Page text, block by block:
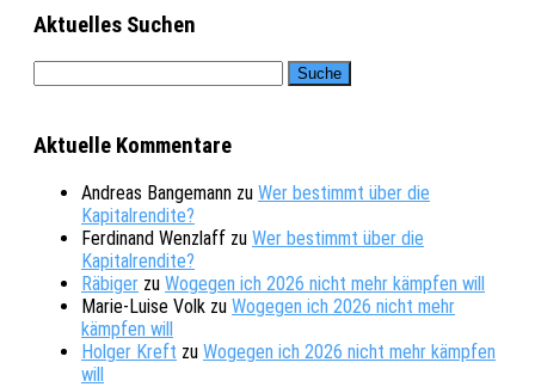
Aktuelles Suchen
Aktuelle Kommentare
Andreas Bangemann zu Wer bestimmt über die
Kapitalrendite?
Ferdinand Wenzlaff zu Wer bestimmt über die
Kapitalrendite?
Räbiger zu Wogegen ich 2026 nicht mehr kämpfen will
Marie-Luise Volk zu Wogegen ich 2026 nicht mehr
kämpfen will
Holger Kreft zu Wogegen ich 2026 nicht mehr kämpfen
will